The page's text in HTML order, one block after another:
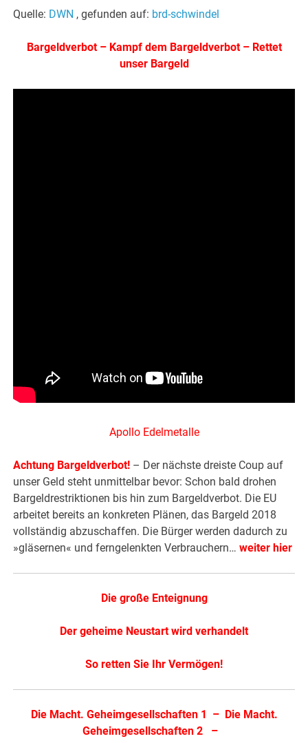
Quelle: DWN , gefunden auf: brd-schwindel
Bargeldverbot – Kampf dem Bargeldverbot – Rettet
unser Bargeld
Apollo Edelmetalle
Achtung Bargeldverbot! – Der nächste dreiste Coup auf
unser Geld steht unmittelbar bevor: Schon bald drohen
Bargeldrestriktionen bis hin zum Bargeldverbot. Die EU
arbeitet bereits an konkreten Plänen, das Bargeld 2018
vollständig abzuschaffen. Die Bürger werden dadurch zu
»gläsernen« und ferngelenkten Verbrauchern…weiter hier
Die große Enteignung
Der geheime Neustart wird verhandelt
So retten Sie Ihr Vermögen!
Die Macht. Geheimgesellschaften 1 – Die Macht.
Geheimgesellschaften 2–